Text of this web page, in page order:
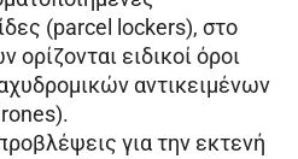
(parcel lockers), στο
ορίζονται ειδικοί όροι
αντικειμένων
για την εκτενή